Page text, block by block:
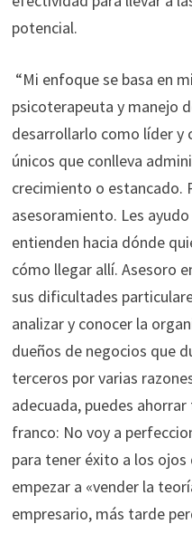
potencial.
“Mi enfoque se basa en
psicoterapeuta y manejo
desarrollarlo como líder y
únicos que conlleva
crecimiento o estancado.
asesoramiento. Les
entienden hacia dónde
cómo llegar allí. Asesoro
sus dificultades
analizar y conocer la
dueños de negocios que
terceros por varias
adecuada, puedes
franco: No voy a
para tener éxito a los
empezar a «vender la
empresario, más tarde